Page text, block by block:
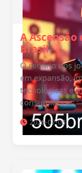
A Ascensão
Brasil
O cenário dos
em expansão,
tecnológicas e
consumidores.
2026-07-03